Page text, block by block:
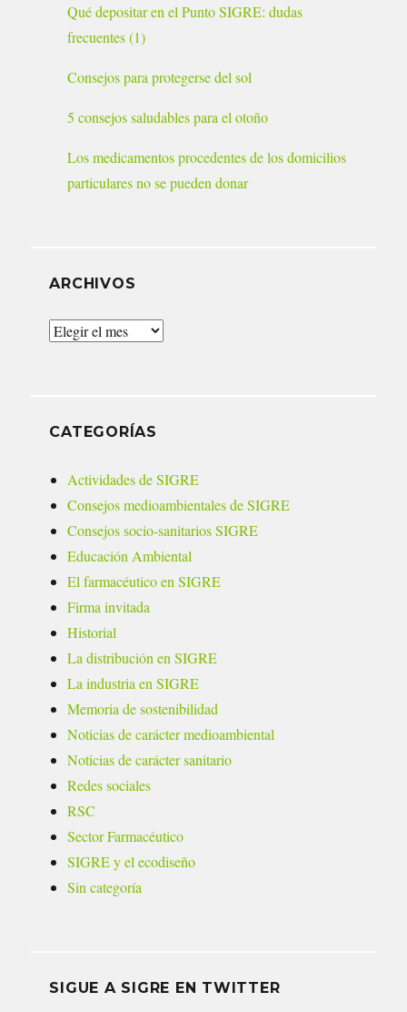
Qué depositar en el Punto SIGRE: dudas
frecuentes (1)
Consejos para protegerse del sol
5 consejos saludables para el otoño
Los medicamentos procedentes de los domicilios
particulares no se pueden donar
ARCHIVOS
Archivos
CATEGORÍAS
Actividades de SIGRE
Consejos medioambientales de SIGRE
Consejos socio-sanitarios SIGRE
Educación Ambiental
El farmacéutico en SIGRE
Firma invitada
Historial
La distribución en SIGRE
La industria en SIGRE
Memoria de sostenibilidad
Noticias de carácter medioambiental
Noticias de carácter sanitario
Redes sociales
RSC
Sector Farmacéutico
SIGRE y el ecodiseño
Sin categoría
SIGUE A SIGRE EN TWITTER